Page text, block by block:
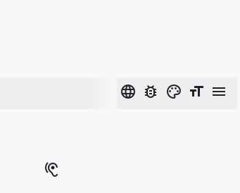
language bug_report color_lens format_size menu
hearing